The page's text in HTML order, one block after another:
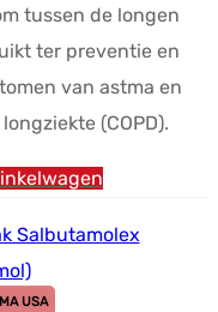
tussen de longen
ter preventie en
van astma en
(COPD).
USA